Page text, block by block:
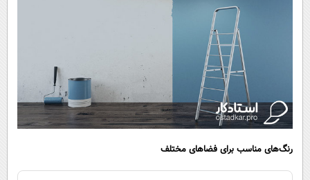
حیات وحش
رنگ‌های مناسب برای فضاهای مختلف